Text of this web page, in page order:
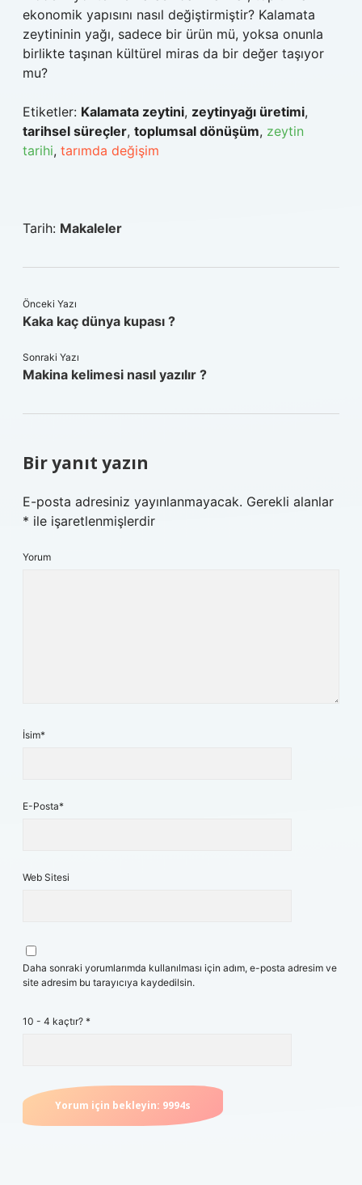
ekonomik yapısını nasıl değiştirmiştir? Kalamata
zeytininin yağı, sadece bir ürün mü, yoksa onunla
birlikte taşınan kültürel miras da bir değer taşıyor
mu?
Etiketler: Kalamata zeytini, zeytinyağı üretimi,
tarihsel süreçler, toplumsal dönüşüm, zeytin
tarihi, tarımda değişim
Tarih: Makaleler
Önceki Yazı
Kaka kaç dünya kupası ?
Sonraki Yazı
Makina kelimesi nasıl yazılır ?
Bir yanıt yazın
E-posta adresiniz yayınlanmayacak. Gerekli alanlar
* ile işaretlenmişlerdir
Yorum
İsim*
E-Posta*
Web Sitesi
Daha sonraki yorumlarımda kullanılması için adım, e-posta adresim ve
site adresim bu tarayıcıya kaydedilsin.
10 - 4 kaçtır? *